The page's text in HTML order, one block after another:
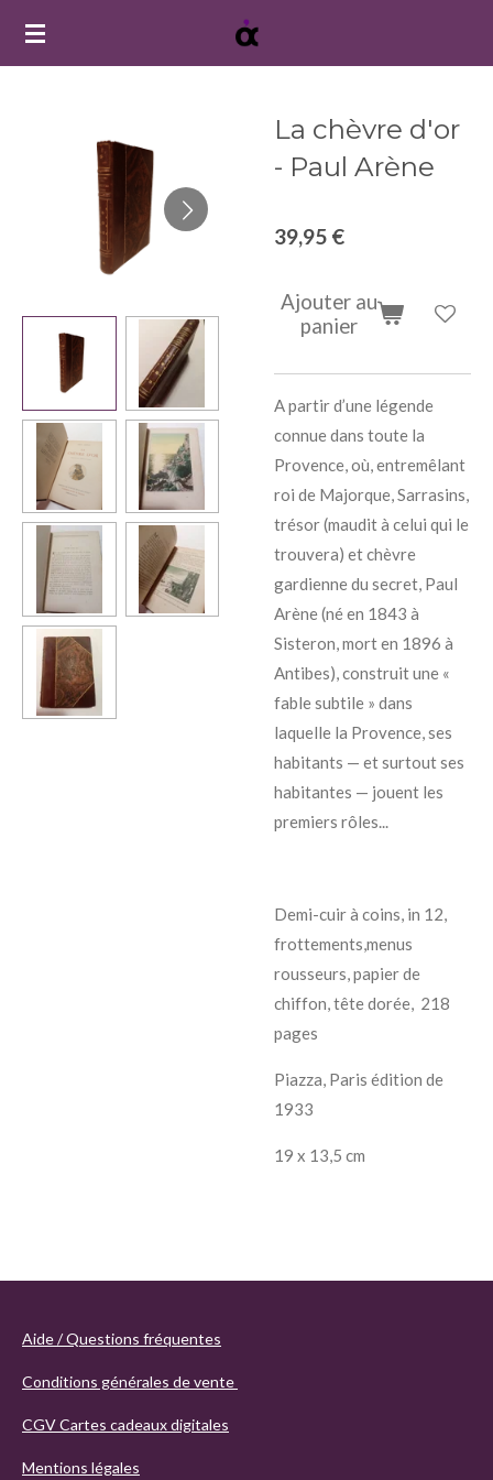
Passer
La chèvre d'or
- Paul Arène
39,95 €
Ajouter au
panier
A partir d’une légende
connue dans toute la
Provence, où, entremêlant
roi de Majorque, Sarrasins,
trésor (maudit à celui qui le
trouvera) et chèvre
gardienne du secret, Paul
Arène (né en 1843 à
Sisteron, mort en 1896 à
Antibes), construit une «
fable subtile » dans
laquelle la Provence, ses
habitants — et surtout ses
habitantes — jouent les
premiers rôles...
Demi-cuir à coins, in 12,
frottements,menus
rousseurs, papier de
chiffon, tête dorée, 218
pages
Piazza, Paris édition de
1933
19 x 13,5 cm
Aide / Questions fréquentes
Conditions générales de vente
CGV Cartes cadeaux digitales
Mentions légales